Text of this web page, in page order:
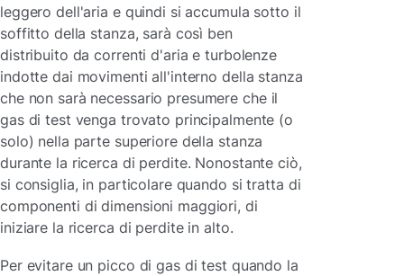
leggero dell'aria e quindi si accumula sotto il
soffitto della stanza, sarà così ben
distribuito da correnti d'aria e turbolenze
indotte dai movimenti all'interno della stanza
che non sarà necessario presumere che il
gas di test venga trovato principalmente (o
solo) nella parte superiore della stanza
durante la ricerca di perdite. Nonostante ciò,
si consiglia, in particolare quando si tratta di
componenti di dimensioni maggiori, di
iniziare la ricerca di perdite in alto.
Per evitare un picco di gas di test quando la